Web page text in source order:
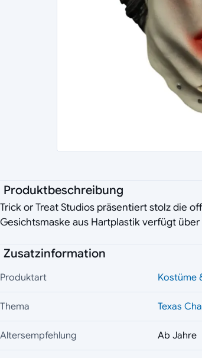
Produktbeschreibung
Trick or Treat Studios präsentiert stolz die
Gesichtsmaske aus Hartplastik verfügt
Zusatzinformation
Produktart Kostüme
Thema Texas
Altersempfehlung Ab Jahre